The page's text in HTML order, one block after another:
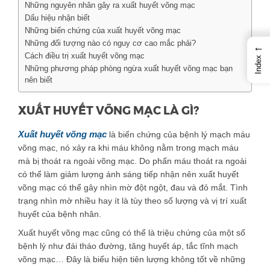
Những nguyên nhân gây ra xuất huyết võng mạc
Dấu hiệu nhận biết
Những biến chứng của xuất huyết võng mạc
Những đối tượng nào có nguy cơ cao mắc phải?
Cách điều trị xuất huyết võng mạc
Những phương pháp phòng ngừa xuất huyết võng mạc bạn
nên biết
XUẤT HUYẾT VÕNG MẠC LÀ GÌ?
Xuất huyết võng mạc là biến chứng của bệnh lý mạch máu
võng mạc, nó xảy ra khi máu không nằm trong mạch máu
mà bị thoát ra ngoài võng mạc. Do phấn máu thoát ra ngoài
có thể làm giảm lượng ánh sáng tiếp nhận nên xuất huyết
võng mạc có thể gây nhìn mờ đột ngột, đau và đỏ mắt. Tình
trạng nhìn mờ nhiều hay ít là tùy theo số lượng và vị trí xuất
huyết của bệnh nhân.
Xuất huyết võng mạc cũng có thể là triệu chứng của một số
bệnh lý như đái tháo đường, tăng huyết áp, tắc tĩnh mạch
võng mạc… Đây là biểu hiện tiên lượng không tốt về những
←
Index